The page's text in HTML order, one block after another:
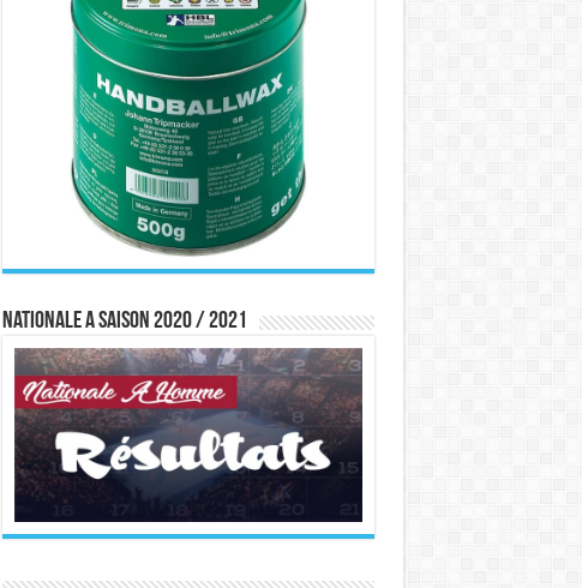
Nationale A saison 2020 / 2021